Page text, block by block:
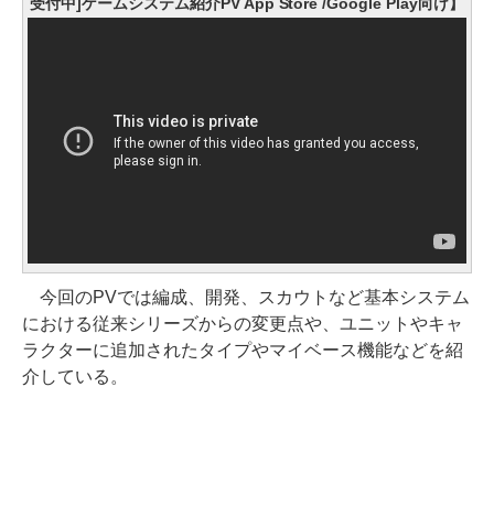
今回のPVでは編成、開発、スカウトなど基本システム
における従来シリーズからの変更点や、ユニットやキャ
ラクターに追加されたタイプやマイベース機能などを紹
介している。